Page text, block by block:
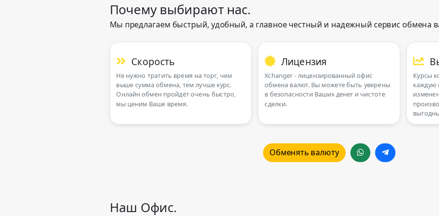
Почему выбирают нас.
Мы предлагаем быстрый, удобный, а главное честный и надежный сервис обмена
Скорость
Не нужно тратить время на торг, чем
выше сумма обмена, тем лучше курс.
Онлайн обмен пройдёт очень быстро,
мы ценим Ваше время.
Лицензия
Xchanger - лицензированный офис
обмена валют. Вы можете быть уверены
в безопасности Ваших денег и чистоте
сделки.
Курсы
каждую
Обменять валюту
Наш Офис.